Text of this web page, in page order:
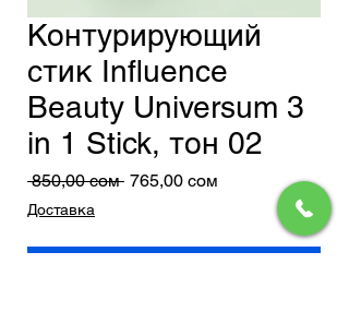
Контурирующий
стик Influence
Beauty Universum 3
in 1 Stick, тон 02
850,00 сом Обычная
765,00 сом Спеццена
Доставка